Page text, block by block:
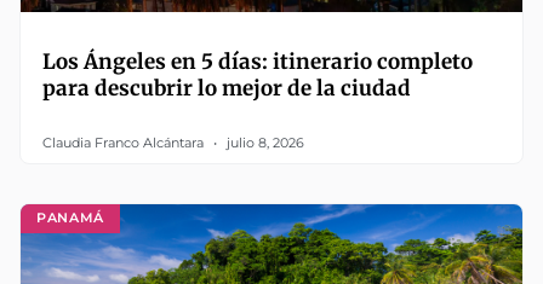
Los Ángeles en 5 días: itinerario completo
para descubrir lo mejor de la ciudad
Claudia Franco Alcántara julio 8, 2026
PANAMÁ